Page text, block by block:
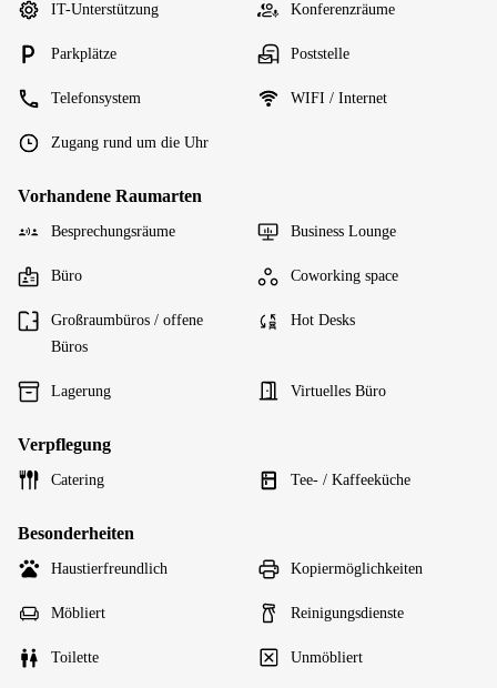
IT-Unterstützung Konferenzräume
Parkplätze Poststelle
Telefonsystem WIFI / Internet
Zugang rund um die Uhr
Vorhandene Raumarten
Besprechungsräume Business Lounge
Büro Coworking space
Großraumbüros / offene
Büros
Hot Desks
Lagerung Virtuelles Büro
Verpflegung
Catering Tee- / Kaffeeküche
Besonderheiten
Haustierfreundlich Kopiermöglichkeiten
Möbliert Reinigungsdienste
Toilette Unmöbliert